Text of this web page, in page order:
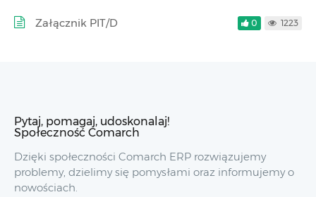
Załącznik PIT/D 0 1223
Pytaj, pomagaj, udoskonalaj!
Społeczność Comarch
Dzięki społeczności Comarch ERP rozwiązujemy
problemy, dzielimy się pomysłami oraz informujemy o
nowościach.